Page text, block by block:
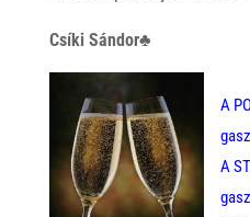
Csíki Sándor♣
A
A